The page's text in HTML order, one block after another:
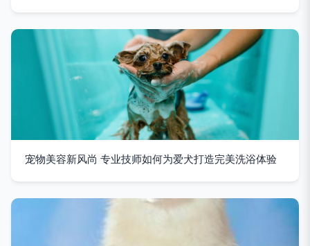
宠物美容新风尚 专业技师如何为爱犬打造完美洗浴体验